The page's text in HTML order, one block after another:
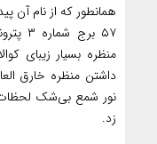
همانطور که از نام آن
۵۷ برج
منظره بسیار زیبای
داشتن منظره خارق
نور شمع بی‌شک لحظات
زد.